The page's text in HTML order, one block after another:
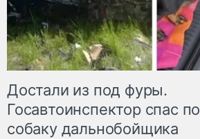
Достали из под фуры.
Госавтоинспектор спас
собаку дальнобойщика